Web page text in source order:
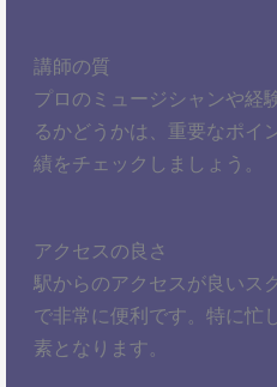
講師の質
プロのミュージシャンや経
るかどうかは、重要なポイ
績をチェックしましょう。
アクセスの良さ
駅からのアクセスが良いス
で非常に便利です。特に忙
素となります。